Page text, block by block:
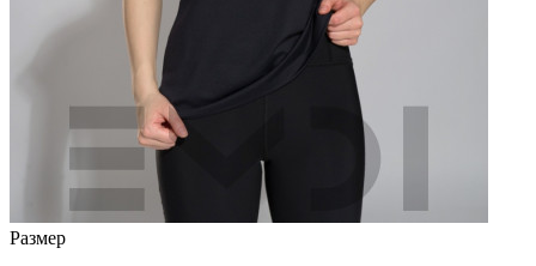
Размер